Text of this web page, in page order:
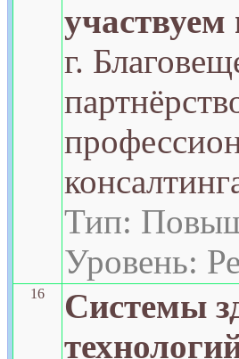
участвуем
г.
Тип:
Уровень:
16
Системы